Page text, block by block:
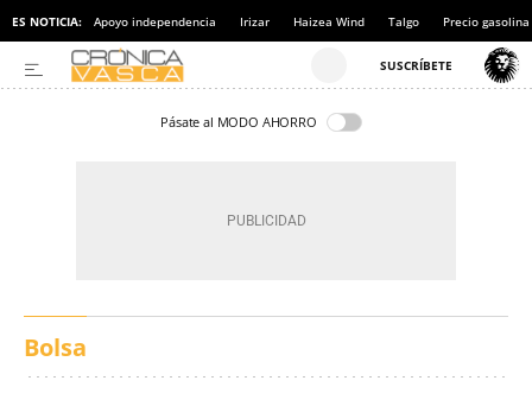
ES NOTICIA: Apoyo independencia Irizar Haizea Wind Talgo Precio gasolina
Pásate al MODO AHORRO
Bolsa